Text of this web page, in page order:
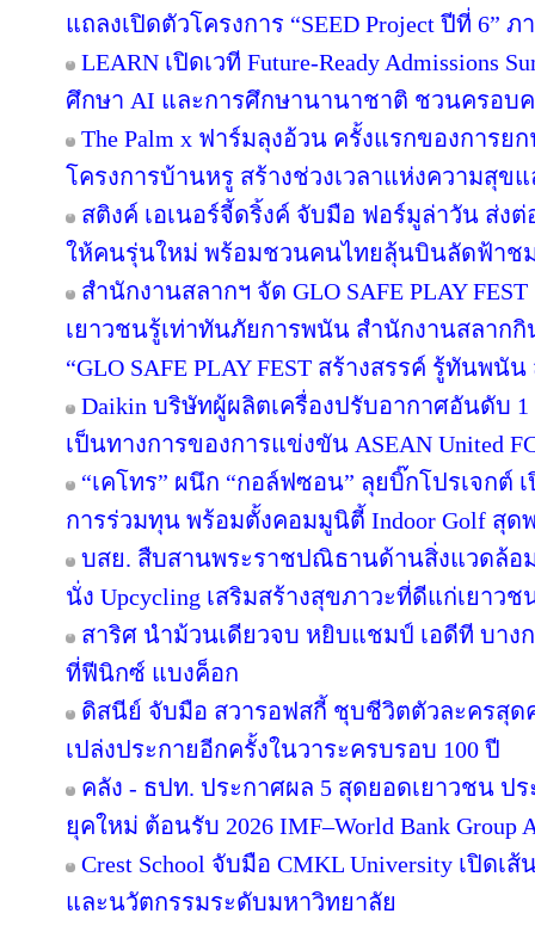
แถลงเปิดตัวโครงการ “SEED Project ปีที่ 6”
LEARN เปิดเวที Future-Ready Admissions
ศึกษา AI และการศึกษานานาชาติ ชวนครอบ
The Palm x ฟาร์มลุงอ้วน ครั้งแรกของการย
โครงการบ้านหรู สร้างช่วงเวลาแห่งความสุข
สติงค์ เอเนอร์จี้ดริ้งค์ จับมือ ฟอร์มูล่าวัน ส่ง
ให้คนรุ่นใหม่ พร้อมชวนคนไทยลุ้นบินลัดฟ้าชม
สำนักงานสลากฯ จัด GLO SAFE PLAY
เยาวชนรู้เท่าทันภัยการพนัน สำนักงานสลาก
“GLO SAFE PLAY FEST สร้างสรรค์ รู้ทันพนั
Daikin บริษัทผู้ผลิตเครื่องปรับอากาศอันดับ
เป็นทางการของการแข่งขัน ASEAN United
“เคโทร” ผนึก “กอล์ฟซอน” ลุยบิ๊กโปรเจกต์
การร่วมทุน พร้อมตั้งคอมมูนิตี้ Indoor Golf สุด
บสย. สืบสานพระราชปณิธานด้านสิ่งแวดล้อ
นั่ง Upcycling เสริมสร้างสุขภาวะที่ดีแก่เยาวช
สาริศ นำม้วนเดียวจบ หยิบแชมป์ เอดีที บาง
ที่ฟีนิกซ์ แบงค็อก
ดิสนีย์ จับมือ สวารอฟสกี้ ชุบชีวิตตัวละครสุด
เปล่งประกายอีกครั้งในวาระครบรอบ 100 ปี
คลัง - ธปท. ประกาศผล 5 สุดยอดเยาวชน ป
ยุคใหม่ ต้อนรับ 2026 IMF–World Bank Group
Crest School จับมือ CMKL University เปิด
และนวัตกรรมระดับมหาวิทยาลัย